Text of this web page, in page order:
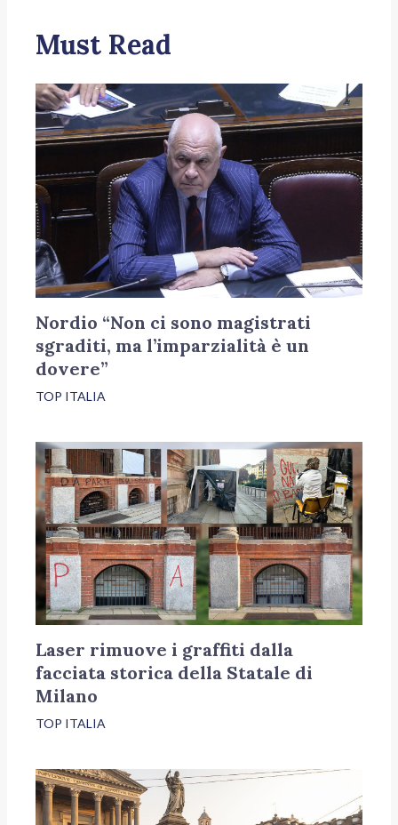
Must Read
Nordio “Non ci sono magistrati
sgraditi, ma l’imparzialità è un
dovere”
TOP ITALIA
Laser rimuove i graffiti dalla
facciata storica della Statale di
Milano
TOP ITALIA